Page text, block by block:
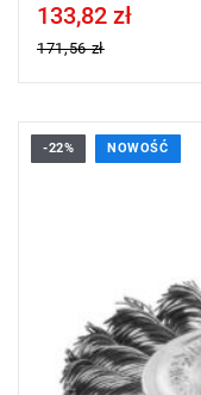
Price tax included
133,82 zł
171,56 zł
-22% NOWOŚĆ